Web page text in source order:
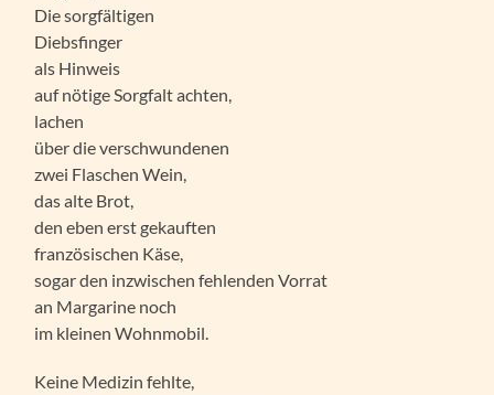
Die sorgfältigen
Diebsfinger
als Hinweis
auf nötige Sorgfalt achten,
lachen
über die verschwundenen
zwei Flaschen Wein,
das alte Brot,
den eben erst gekauften
französischen Käse,
sogar den inzwischen fehlenden Vorrat
an Margarine noch
im kleinen Wohnmobil.
Keine Medizin fehlte,